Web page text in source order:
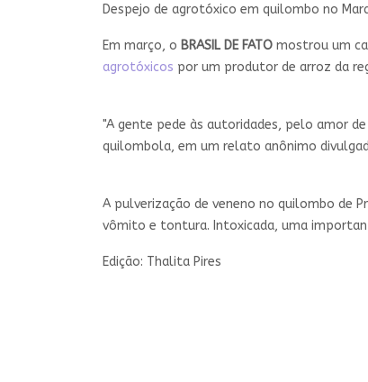
Despejo de agrotóxico em quilombo no
Em março, o BRASIL DE FATO mostrou um
agrotóxicos por um produtor de arroz da
"A gente pede às autoridades, pelo amor
quilombola, em um relato anônimo
A pulverização de veneno no quilombo de
vômito e tontura. Intoxicada, uma
Edição: Thalita Pires